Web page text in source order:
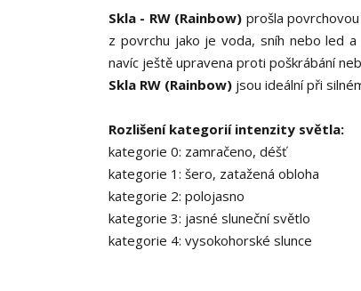
Skla - RW (Rainbow) prošla
z povrchu jako je voda, sníh nebo led
navíc ještě upravena proti poškrábání
Skla RW (Rainbow) jsou ideální při
Rozlišení kategorií intenzity světla:
kategorie 0: zamračeno, déšť
kategorie 1: šero, zatažená obloha
kategorie 2: polojasno
kategorie 3: jasné sluneční světlo
kategorie 4: vysokohorské slunce